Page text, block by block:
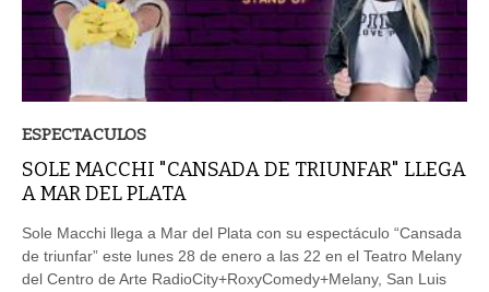
ESPECTACULOS
SOLE MACCHI "CANSADA DE TRIUNFAR" LLEGA
A MAR DEL PLATA
Sole Macchi llega a Mar del Plata con su espectáculo “Cansada
de triunfar” este lunes 28 de enero a las 22 en el Teatro Melany
del Centro de Arte RadioCity+RoxyComedy+Melany, San Luis